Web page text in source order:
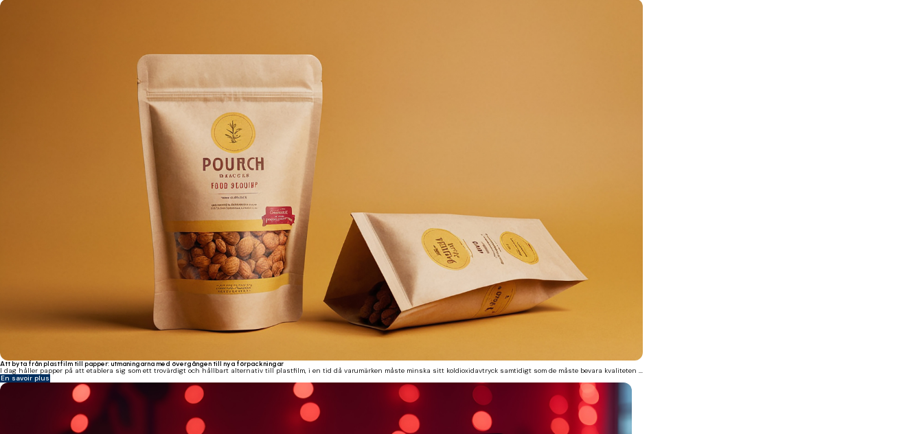
Att byta från plastfilm till papper: utmaningarna med övergången till nya förpackningar
I dag håller papper på att etablera sig som ett trovärdigt och hållbart alternativ till plastfilm, i en tid då varumärken måste minska sitt koldioxidavtryck samtidigt som de måste bevara kvaliteten ...
En savoir plus